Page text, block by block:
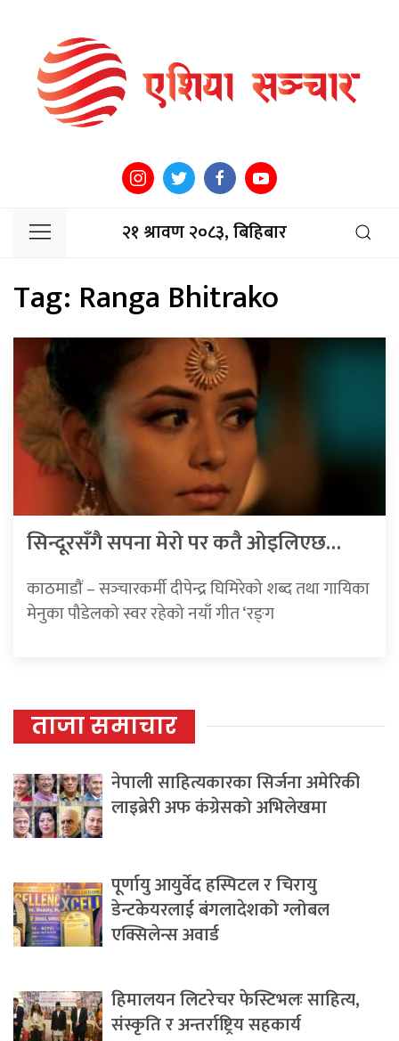
२१ श्रावण २०८३, बिहिबार
Tag: Ranga Bhitrako
सिन्दूरसँगै सपना मेरो पर कतै ओइलिएछ…
काठमाडाैं – सञ्‍चारकर्मी दीपेन्द्र घिमिरेको शब्द तथा गायिका
मेनुका पौडेलको स्वर रहेको नयाँ गीत ‘रङ्‍ग
ताजा समाचार
नेपाली साहित्यकारका सिर्जना अमेरिकी
लाइब्रेरी अफ कंग्रेसको अभिलेखमा
पूर्णायु आयुर्वेद हस्पिटल र चिरायु
डेन्टकेयरलाई बंगलादेशको ग्लोबल
एक्सिलेन्स अवार्ड
हिमालयन लिटरेचर फेस्टिभलः साहित्य,
संस्कृति र अन्तर्राष्ट्रिय सहकार्य